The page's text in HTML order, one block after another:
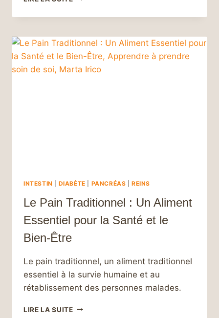
VALEUR
ET
RECETTES
DE
POLENTA
INTESTIN DIABÈTE PANCRÉAS |REINS
Le Pain Traditionnel : Un Aliment
Essentiel pour la Santé et le
Bien-Être
Le pain traditionnel, un aliment traditionnel
essentiel à la survie humaine et au
rétablissement des personnes malades.
LIRE LA SUITELE